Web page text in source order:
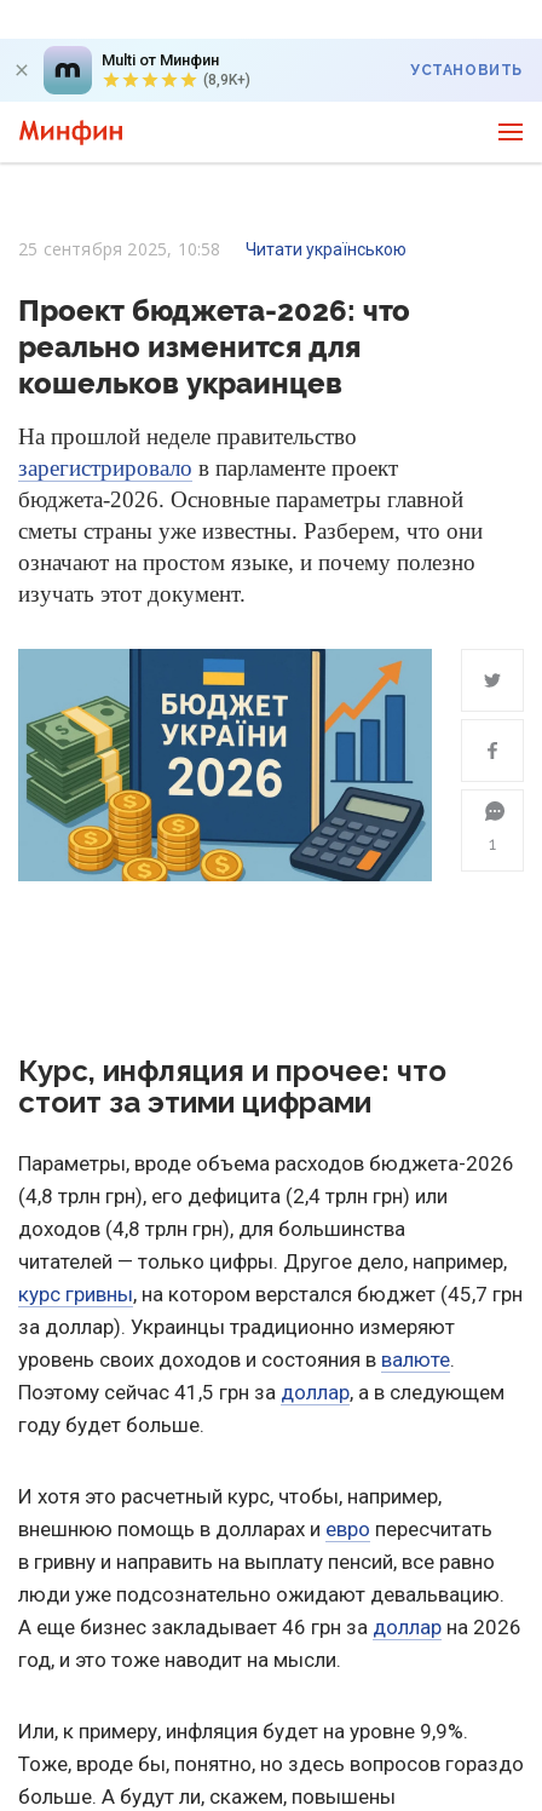
Multi от Минфин
(8,9K+)
УСТАНОВИТЬ
25 сентября 2025, 10:58 Читати українською
Проект бюджета-2026: что
реально изменится для
кошельков украинцев
На прошлой неделе правительство
зарегистрировало в парламенте проект
бюджета-2026. Основные параметры главной
сметы страны уже известны. Разберем, что они
означают на простом языке, и почему полезно
изучать этот документ.
1
Курс, инфляция и прочее: что
стоит за этими цифрами
Параметры, вроде объема расходов бюджета-2026
(4,8 трлн грн), его дефицита (2,4 трлн грн) или
доходов (4,8 трлн грн), для большинства
читателей — только цифры. Другое дело, например,
курс гривны, на котором верстался бюджет (45,7 грн
за доллар). Украинцы традиционно измеряют
уровень своих доходов и состояния в валюте.
Поэтому сейчас 41,5 грн за доллар, а в следующем
году будет больше.
И хотя это расчетный курс, чтобы, например,
внешнюю помощь в долларах и евро пересчитать
в гривну и направить на выплату пенсий, все равно
люди уже подсознательно ожидают девальвацию.
А еще бизнес закладывает 46 грн за доллар на 2026
год, и это тоже наводит на мысли.
Или, к примеру, инфляция будет на уровне 9,9%.
Тоже, вроде бы, понятно, но здесь вопросов гораздо
больше. А будут ли, скажем, повышены